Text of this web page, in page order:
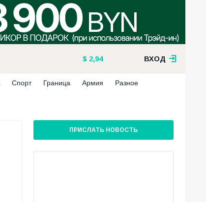
2,94 ВХОД
Спорт Граница Армия Разное
ПРИСЛАТЬ НОВОСТЬ